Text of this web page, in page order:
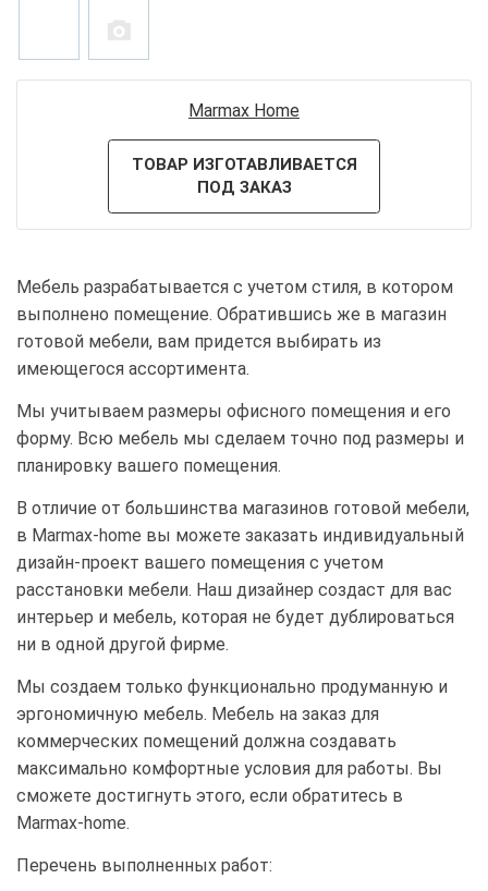
Marmax Home
ТОВАР ИЗГОТАВЛИВАЕТСЯ
ПОД ЗАКАЗ
Мебель разрабатывается с учетом стиля, в котором
выполнено помещение. Обратившись же в магазин
готовой мебели, вам придется выбирать из
имеющегося ассортимента.
Мы учитываем размеры офисного помещения и его
форму. Всю мебель мы сделаем точно под размеры и
планировку вашего помещения.
В отличие от большинства магазинов готовой мебели,
в Marmax-home вы можете заказать индивидуальный
дизайн-проект вашего помещения с учетом
расстановки мебели. Наш дизайнер создаст для вас
интерьер и мебель, которая не будет дублироваться
ни в одной другой фирме.
Мы создаем только функционально продуманную и
эргономичную мебель. Мебель на заказ для
коммерческих помещений должна создавать
максимально комфортные условия для работы. Вы
сможете достигнуть этого, если обратитесь в
Marmax-home.
Перечень выполненных работ: